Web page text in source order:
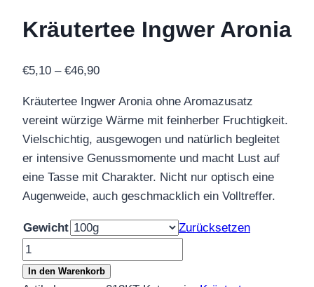
Kräutertee Ingwer Aronia
€5,10 – €46,90Preisspanne:
bis
€46,90
Kräutertee Ingwer Aronia ohne Aromazusatz
vereint würzige Wärme mit feinherber Fruchtigkeit.
Vielschichtig, ausgewogen und natürlich begleitet
er intensive Genussmomente und macht Lust auf
eine Tasse mit Charakter. Nicht nur optisch eine
Augenweide, auch geschmacklich ein Volltreffer.
Gewicht
Zurücksetzen
Kräutertee
Ingwer
In den Warenkorb